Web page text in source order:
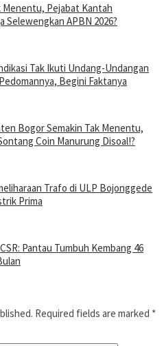
Menentu, Pejabat Kantah
Selewengkan APBN 2026?
Tak Ikuti Undang-Undangan
Begini Faktanya
Bogor Semakin Tak Menentu,
Coin Manurung Disoal!?
Trafo di ULP Bojonggede
Prima
Pantau Tumbuh Kembang 46
Required fields are marked *